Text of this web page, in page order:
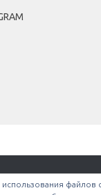
2026. Все права
файлов